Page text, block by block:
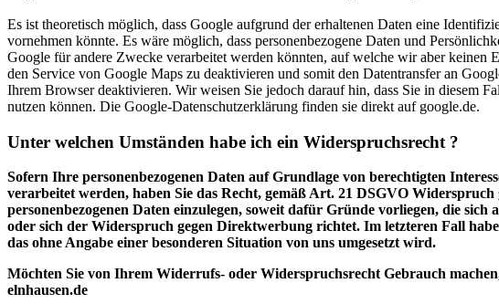
Es ist theoretisch möglich, dass Google aufgrund der erhaltenen Daten eine
vornehmen könnte. Es wäre möglich, dass personenbezogene Daten und
Google für andere Zwecke verarbeitet werden könnten, auf welche wir aber keinen
den Service von Google Maps zu deaktivieren und somit den Datentransfer an
Ihrem Browser deaktivieren. Wir weisen Sie jedoch darauf hin, dass Sie in diesem
nutzen können. Die Google-Datenschutzerklärung finden sie direkt auf google.de.
Unter welchen Umständen habe ich ein Widerspruchsrecht ?
Sofern Ihre personenbezogenen Daten auf Grundlage von berechtigten
verarbeitet werden, haben Sie das Recht, gemäß Art. 21 DSGVO
personenbezogenen Daten einzulegen, soweit dafür Gründe vorliegen, die sich
oder sich der Widerspruch gegen Direktwerbung richtet. Im letzteren Fall
das ohne Angabe einer besonderen Situation von uns umgesetzt wird.
Möchten Sie von Ihrem Widerrufs- oder Widerspruchsrecht Gebrauch
elnhausen.de